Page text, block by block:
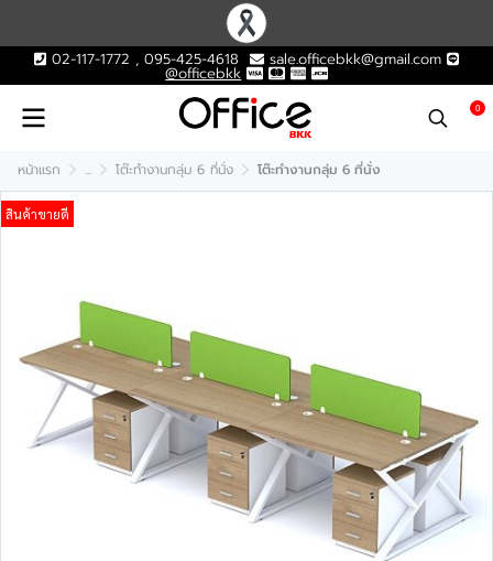
02-117-1772 , 095-425-4618 sale.officebkk@gmail.com
@officebkk
0
หน้าแรก ... โต๊ะทำงานกลุ่ม 6 ที่นั่ง โต๊ะทำงานกลุ่ม 6 ที่นั่ง
สินค้าขายดี